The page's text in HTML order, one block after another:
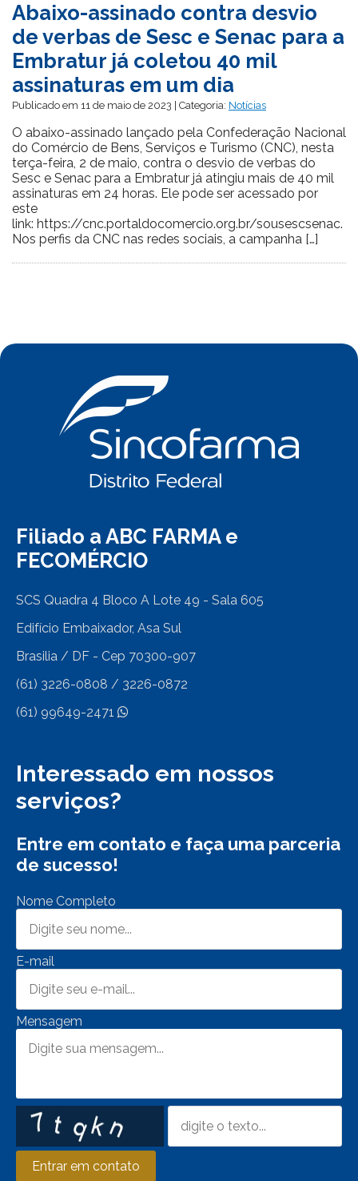
Abaixo-assinado contra desvio
de verbas de Sesc e Senac para a
Embratur já coletou 40 mil
assinaturas em um dia
Publicado em 11 de maio de 2023 | Categoria: Notícias
O abaixo-assinado lançado pela Confederação Nacional
do Comércio de Bens, Serviços e Turismo (CNC), nesta
terça-feira, 2 de maio, contra o desvio de verbas do
Sesc e Senac para a Embratur já atingiu mais de 40 mil
assinaturas em 24 horas. Ele pode ser acessado por
este
link: https://cnc.portaldocomercio.org.br/sousescsenac.
Nos perfis da CNC nas redes sociais, a campanha […]
Filiado a ABC FARMA e
FECOMÉRCIO
SCS Quadra 4 Bloco A Lote 49 - Sala 605
Edifício Embaixador, Asa Sul
Brasilia / DF - Cep 70300-907
(61) 3226-0808 / 3226-0872
(61) 99649-2471
Interessado em nossos
serviços?
Entre em contato e faça uma parceria
de sucesso!
Nome Completo
E-mail
Mensagem
Entrar em contato